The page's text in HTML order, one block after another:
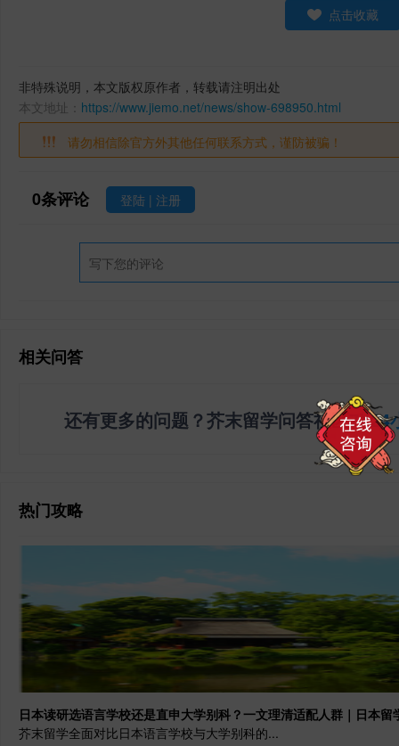
点击收藏
非特殊说明，本文版权原作者，转载请注明出处
本文地址： https://www.jiemo.net/news/show-698950.html
请勿相信除官方外其他任何联系方式，谨防被骗！
0条评论 登陆 | 注册
相关问答
还有更多的问题？芥末留学问答社区7X24
热门攻略
日本读研选语言学校还是直申大学别科？一文理清适配人群｜日本留
芥末留学全面对比日本语言学校与大学别科的...